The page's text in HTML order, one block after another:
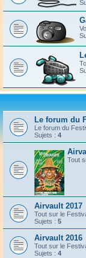
Le forum du
Le forum du
Sujets : 4
Tout
Airvault 2017
Tout sur le
Sujets : 5
Airvault 2016
Tout sur le
Sujets : 4